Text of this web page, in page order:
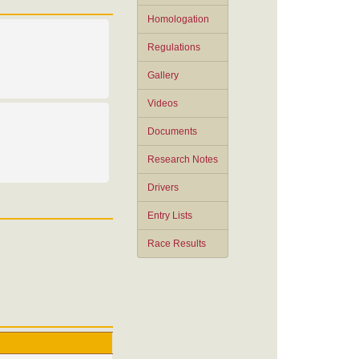
Homologation
Regulations
Gallery
Videos
Documents
Research Notes
Drivers
Entry Lists
Race Results